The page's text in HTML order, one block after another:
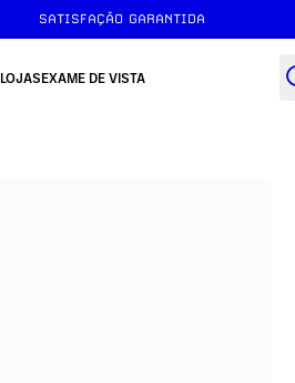
SATISFAÇÃO GARANTIDA
LOJASEXAME DE VISTA